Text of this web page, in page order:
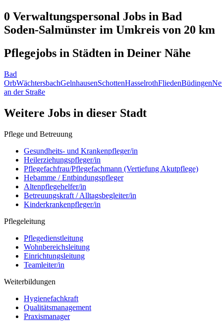
0 Verwaltungspersonal Jobs in Bad
Soden-Salmünster im Umkreis von 20 km
Pflegejobs in Städten in Deiner Nähe
Bad
OrbWächtersbachGelnhausenSchottenHasselrothFliedenBüdingen
an der Straße
Weitere Jobs in dieser Stadt
Pflege und Betreuung
Gesundheits- und Krankenpfleger/in
Heilerziehungspfleger/in
Pflegefachfrau/Pflegefachmann (Vertiefung Akutpflege)
Hebamme / Entbindungspfleger
Altenpflegehelfer/in
Betreuungskraft / Alltagsbegleiter/in
Kinderkrankenpfleger/in
Pflegeleitung
Pflegedienstleitung
Wohnbereichsleitung
Einrichtungsleitung
Teamleiter/in
Weiterbildungen
Hygienefachkraft
Qualitätsmanagement
Praxismanager